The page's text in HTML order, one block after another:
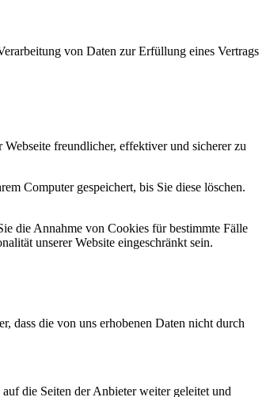
von Daten zur Erfüllung eines Vertrags
freundlicher, effektiver und sicherer zu
Computer gespeichert, bis Sie diese löschen.
die Annahme von Cookies für bestimmte Fälle
unserer Website eingeschränkt sein.
dass die von uns erhobenen Daten nicht durch
die Seiten der Anbieter weiter geleitet und